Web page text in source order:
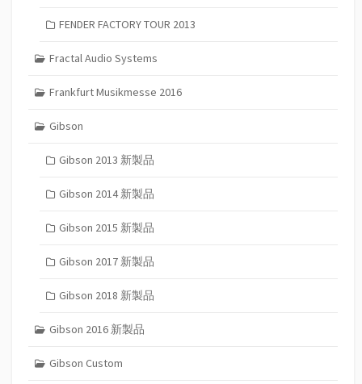
FENDER FACTORY TOUR 2013
Fractal Audio Systems
Frankfurt Musikmesse 2016
Gibson
Gibson 2013 新製品
Gibson 2014 新製品
Gibson 2015 新製品
Gibson 2017 新製品
Gibson 2018 新製品
Gibson 2016 新製品
Gibson Custom